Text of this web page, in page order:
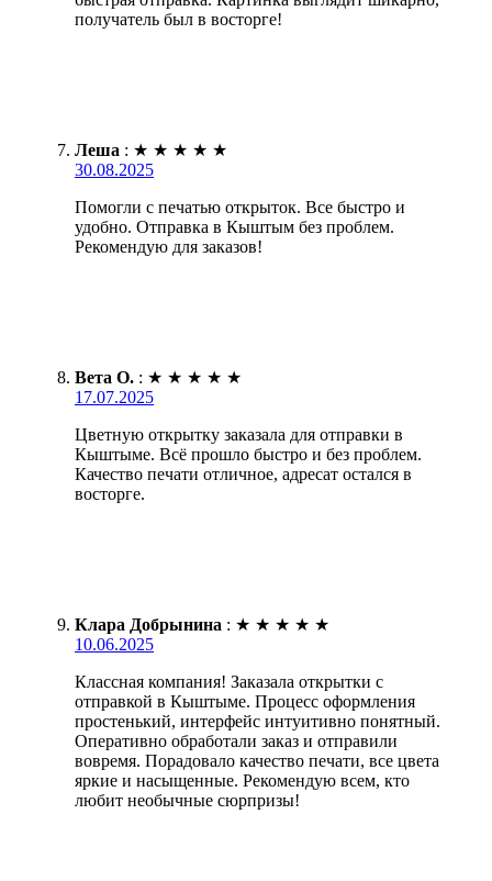
получатель был в восторге!
Леша : ★ ★ ★ ★ ★
30.08.2025
Помогли с печатью открыток. Все быстро и
удобно. Отправка в Кыштым без проблем.
Рекомендую для заказов!
Вета О. : ★ ★ ★ ★ ★
17.07.2025
Цветную открытку заказала для отправки в
Кыштыме. Всё прошло быстро и без проблем.
Качество печати отличное, адресат остался в
восторге.
Клара Добрынина : ★ ★ ★ ★ ★
10.06.2025
Классная компания! Заказала открытки с
отправкой в Кыштыме. Процесс оформления
простенький, интерфейс интуитивно понятный.
Оперативно обработали заказ и отправили
вовремя. Порадовало качество печати, все цвета
яркие и насыщенные. Рекомендую всем, кто
любит необычные сюрпризы!